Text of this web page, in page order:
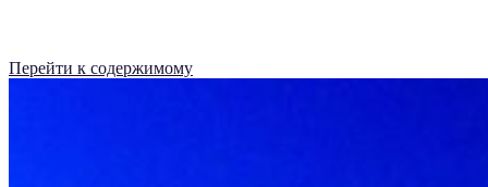
Перейти к содержимому